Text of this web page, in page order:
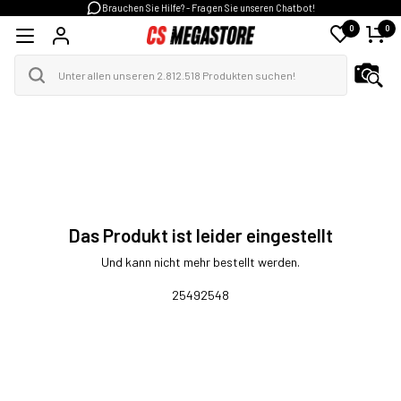
Brauchen Sie Hilfe? - Fragen Sie unseren Chatbot!
0 0
Das Produkt ist leider eingestellt
Und kann nicht mehr bestellt werden.
25492548